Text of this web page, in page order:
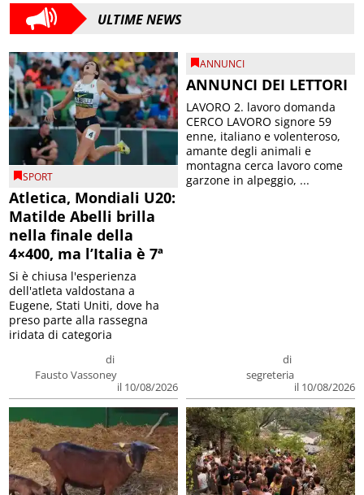
ULTIME NEWS
SPORT
Atletica, Mondiali U20:
Matilde Abelli brilla
nella finale della
4×400, ma l’Italia è 7ª
di
Fausto Vassoney
il 10/08/2026
Si è chiusa l'esperienza
dell'atleta valdostana a
Eugene, Stati Uniti, dove ha
preso parte alla rassegna
iridata di categoria
ANNUNCI
ANNUNCI DEI LETTORI
di
segreteria
il 10/08/2026
LAVORO 2. lavoro domanda
CERCO LAVORO signore 59
enne, italiano e volenteroso,
amante degli animali e
montagna cerca lavoro come
garzone in alpeggio, ...